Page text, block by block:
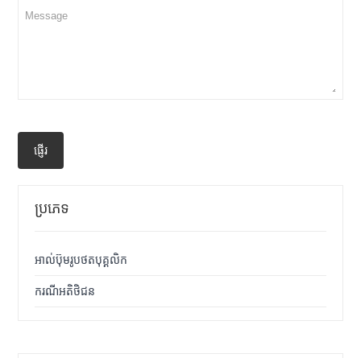
ផ្ញើរ
ប្រភេទ
អាល់ប៊ុមរូបថតបុគ្គលិក
ករណីអតិថិជន